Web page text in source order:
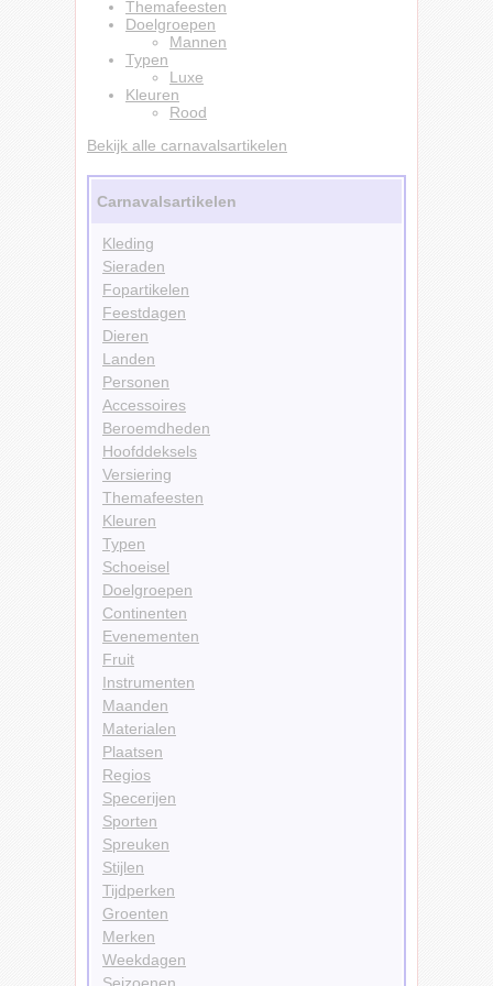
Themafeesten
Doelgroepen
Mannen
Typen
Luxe
Kleuren
Rood
Bekijk alle carnavalsartikelen
Carnavalsartikelen
Kleding
Sieraden
Fopartikelen
Feestdagen
Dieren
Landen
Personen
Accessoires
Beroemdheden
Hoofddeksels
Versiering
Themafeesten
Kleuren
Typen
Schoeisel
Doelgroepen
Continenten
Evenementen
Fruit
Instrumenten
Maanden
Materialen
Plaatsen
Regios
Specerijen
Sporten
Spreuken
Stijlen
Tijdperken
Groenten
Merken
Weekdagen
Seizoenen